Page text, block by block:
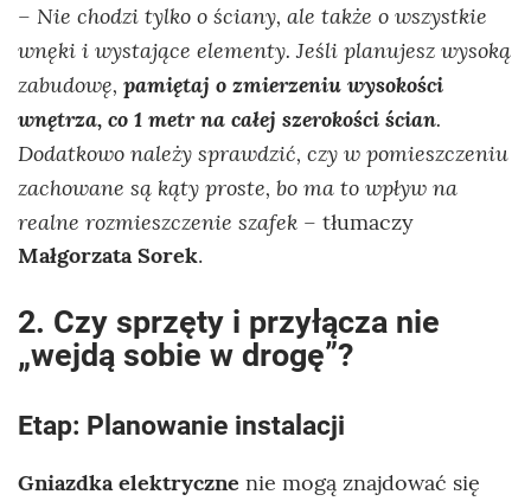
– Nie chodzi tylko o ściany, ale także o wszystkie
wnęki i wystające elementy. Jeśli planujesz wysoką
zabudowę, pamiętaj o zmierzeniu wysokości
wnętrza, co 1 metr na całej szerokości ścian.
Dodatkowo należy sprawdzić, czy w pomieszczeniu
zachowane są kąty proste, bo ma to wpływ na
realne rozmieszczenie szafek – tłumaczy
Małgorzata Sorek.
2. Czy sprzęty i przyłącza nie
„wejdą sobie w drogę”?
Etap: Planowanie instalacji
Gniazdka elektryczne nie mogą znajdować się